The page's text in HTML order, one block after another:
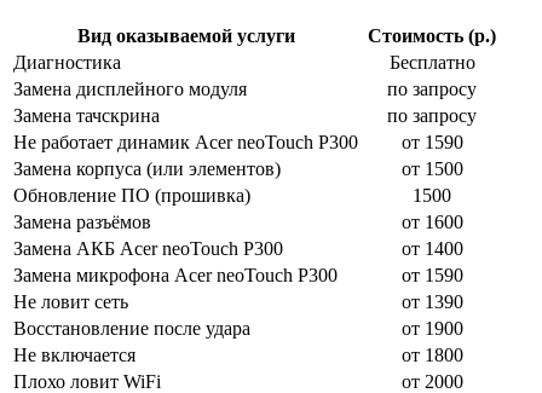
Вид оказываемой услуги
Стоимость (р.)
Диагностика
Бесплатно
Замена дисплейного модуля
по запросу
Замена тачскрина
по запросу
Не работает динамик Acer neoTouch P300
от 1590
Замена корпуса (или элементов)
от 1500
Обновление ПО (прошивка)
1500
Замена разъёмов
от 1600
Замена АКБ Acer neoTouch P300
от 1400
Замена микрофона Acer neoTouch P300
от 1590
Не ловит сеть
от 1390
Восстановление после удара
от 1900
Не включается
от 1800
Плохо ловит WiFi
от 2000